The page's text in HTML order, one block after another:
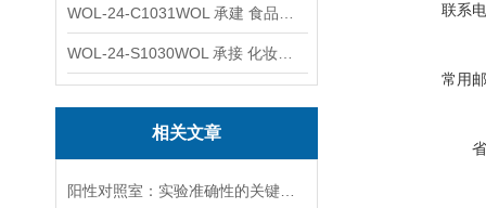
相关文章
联系
常用